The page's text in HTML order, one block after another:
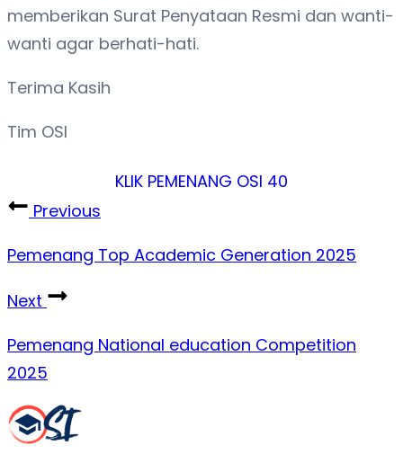
memberikan Surat Penyataan Resmi dan wanti-
wanti agar berhati-hati.
Terima Kasih
Tim OSI
KLIK PEMENANG OSI 40
Previous
Pemenang Top Academic Generation 2025
Next
Pemenang National education Competition
2025